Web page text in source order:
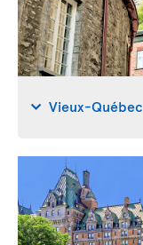
Vieux-Québec